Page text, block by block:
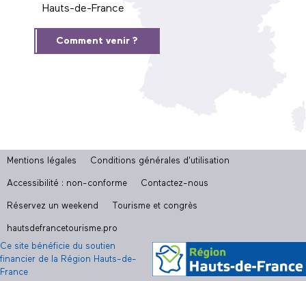
Hauts-de-France
Comment venir ?
Mentions légales Conditions générales d'utilisation
Accessibilité : non-conforme Contactez-nous
Réservez un weekend Tourisme et congrès
hautsdefrancetourisme.pro
Ce site bénéficie du soutien
financier de la Région Hauts-de-
France